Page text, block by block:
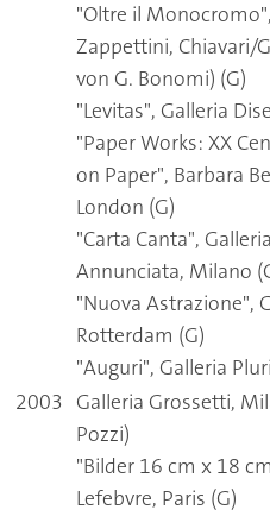
"Oltre il
Zappettini, Chiavari/
von G. Bonomi) (G)
"Levitas", Galleria
"Paper Works: XX
on Paper", Barbara
London (G)
"Carta Canta",
Annunciata, Milano
"Nuova Astrazione",
Rotterdam (G)
"Auguri", Galleria
2003 Galleria Grossetti,
Pozzi)
"Bilder 16 cm x 18
Lefebvre, Paris (G)